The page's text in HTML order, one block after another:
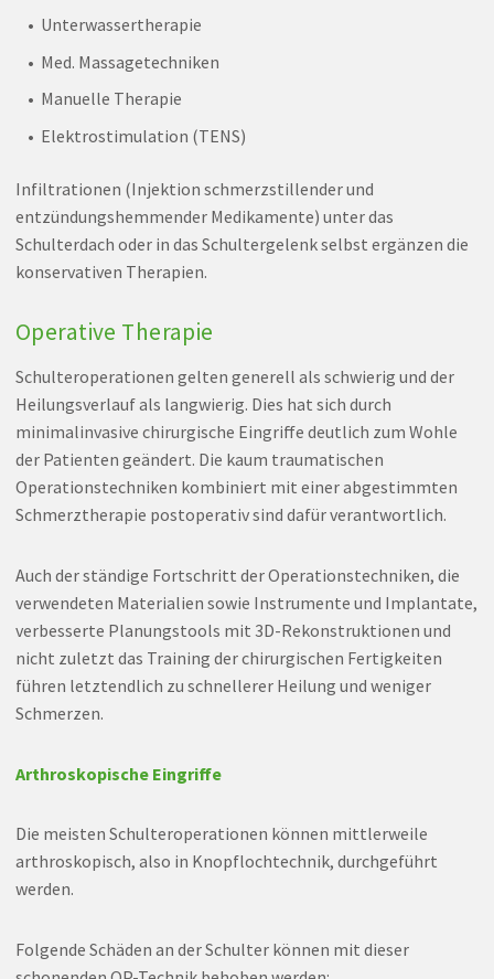
Unterwassertherapie
Med. Massagetechniken
Manuelle Therapie
Elektrostimulation (TENS)
Infiltrationen (Injektion schmerzstillender und
entzündungshemmender Medikamente) unter das
Schulterdach oder in das Schultergelenk selbst ergänzen die
konservativen Therapien.
Operative Therapie
Schulteroperationen gelten generell als schwierig und der
Heilungsverlauf als langwierig. Dies hat sich durch
minimalinvasive chirurgische Eingriffe deutlich zum Wohle
der Patienten geändert. Die kaum traumatischen
Operationstechniken kombiniert mit einer abgestimmten
Schmerztherapie postoperativ sind dafür verantwortlich.
Auch der ständige Fortschritt der Operationstechniken, die
verwendeten Materialien sowie Instrumente und Implantate,
verbesserte Planungstools mit 3D-Rekonstruktionen und
nicht zuletzt das Training der chirurgischen Fertigkeiten
führen letztendlich zu schnellerer Heilung und weniger
Schmerzen.
Arthroskopische Eingriffe
Die meisten Schulteroperationen können mittlerweile
arthroskopisch, also in Knopflochtechnik, durchgeführt
werden.
Folgende Schäden an der Schulter können mit dieser